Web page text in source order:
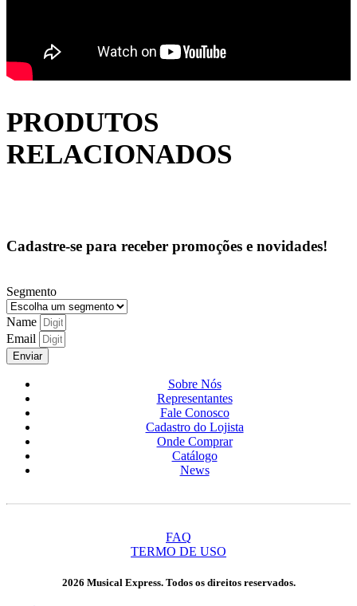
PRODUTOS
RELACIONADOS
Cadastre-se para receber promoções e novidades!
Segmento
Name
Email
Enviar
Sobre Nós
Representantes
Fale Conosco
Cadastro do Lojista
Onde Comprar
Catálogo
News
FAQ
TERMO DE USO
2026 Musical Express. Todos os direitos reservados.